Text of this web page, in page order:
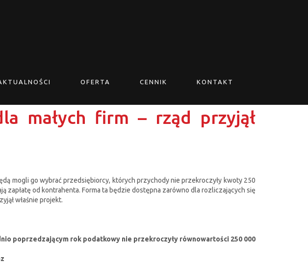
OFERTA CENNIK KONTAKT
małych firm – rząd przyjął
mogli go wybrać przedsiębiorcy, których przychody nie przekroczyły kwoty 250
zapłatę od kontrahenta. Forma ta będzie dostępna zarówno dla rozliczających się
właśnie projekt.
poprzedzającym rok podatkowy nie przekroczyły równowartości 250 000